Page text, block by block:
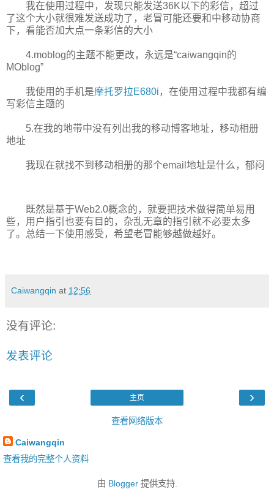
我在使用过程中，发现只能发送36K以下的彩信，超过
了这个大小就很难发送成功了，老冒可能还要和中移动协商
下，看能否加大点一条彩信的大小
4.moblog的主题不能更改，永远是“caiwangqin的
MOblog”
我使用的手机是摩托罗拉E680i，在使用过程中我都有编
写彩信主题的
5.在我的地带中没有列出我的移动博客地址，移动相册
地址
我现在就找不到移动相册的那个email地址是什么，郁闷
既然是基于Web2.0概念的，就要把技术做得简单易用
些，用户指引也要有目的，杂乱无章的指引就不必要太多
了。总结一下使用感受，希望老冒能够越做越好。
Caiwangqin at 12:56
没有评论:
发表评论
‹ ›
主页
查看网络版本
Caiwangqin
查看我的完整个人资料
由 Blogger提供支持.